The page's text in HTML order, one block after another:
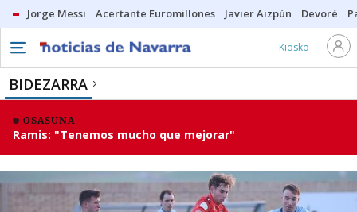
Jorge Messi Acertante Euromillones Javier Aizpún Devoré
Kiosko
BIDEZARRA
OSASUNA
Ramis: "Tenemos mucho que mejorar"